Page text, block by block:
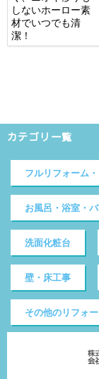
しないホーロー素
材でいつでも清
潔！
カテゴリ一覧
フルリフォーム
お風呂・浴室・
洗面化粧台
壁・床工事
その他のリフォ